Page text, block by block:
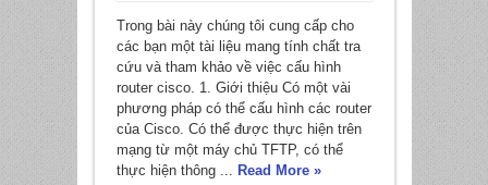
Trong bài này chúng tôi cung cấp cho
các bạn một tài liệu mang tính chất tra
cứu và tham khảo về việc cấu hình
router cisco. 1. Giới thiệu Có một vài
phương pháp có thể cấu hình các router
của Cisco. Có thể được thực hiện trên
mạng từ một máy chủ TFTP, có thể
thực hiện thông ... Read More »